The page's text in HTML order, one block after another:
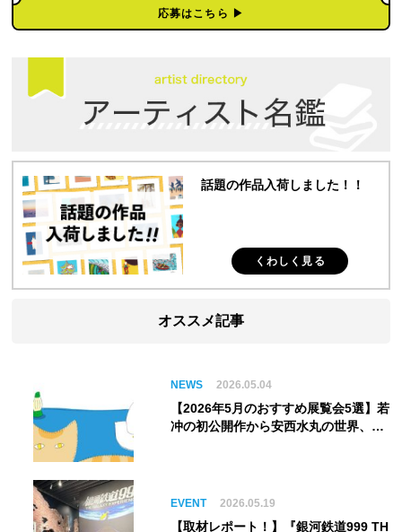
応募はこちら ▶︎
話題の作品入荷しました！！
くわしく見る
オススメ記事
NEWS 2026.05.04
【2026年5月のおすすめ展覧会5選】若
冲の初公開作から安西水丸の世界、そ
EVENT 2026.05.19
【取材レポート！】『銀河鉄道999 TH